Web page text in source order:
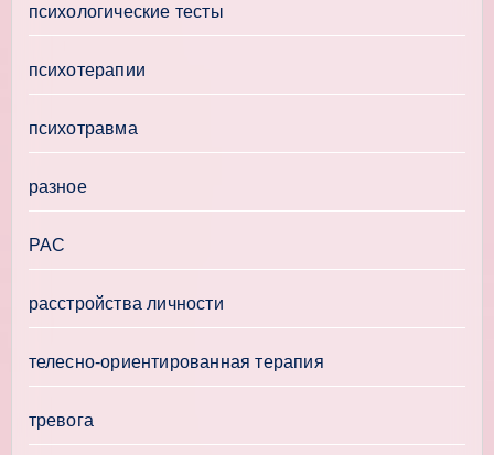
психологические тесты
психотерапии
психотравма
разное
РАС
расстройства личности
телесно-ориентированная терапия
тревога